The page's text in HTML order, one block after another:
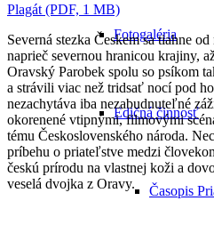
Fotogaléria
Edičná činnosť
Časopis
Plagát (PDF, 1 MB)
Severná stezka Českem sa tiahne
naprieč severnou hranicou krajiny,
Oravský Parobek spolu so psíkom
a strávili viac než tridsať nocí pod
nezachytáva iba nezabudnuteľné
okorenené vtipnými, filmovými
tému Československého národa.
príbehu o priateľstve medzi
českú prírodu na vlastnej koži a
veselá dvojka z Oravy.